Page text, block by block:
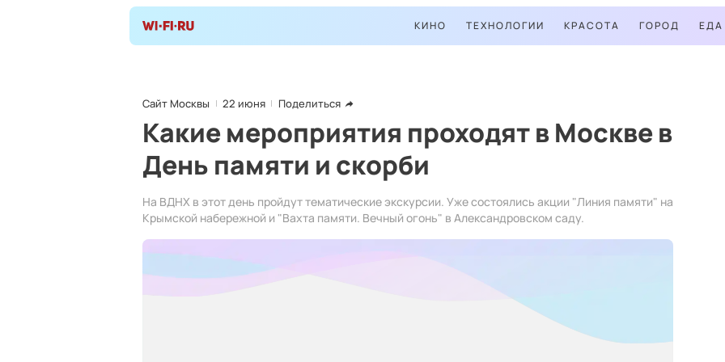
КИНО ТЕХНОЛОГИИ КРАСОТА ГОРОД ЕДА
Сайт Москвы 22 июня Поделиться
Какие мероприятия проходят в Москве в
День памяти и скорби
На ВДНХ в этот день пройдут тематические экскурсии. Уже состоялись акции "Линия памяти" на
Крымской набережной и "Вахта памяти. Вечный огонь" в Александровском саду.